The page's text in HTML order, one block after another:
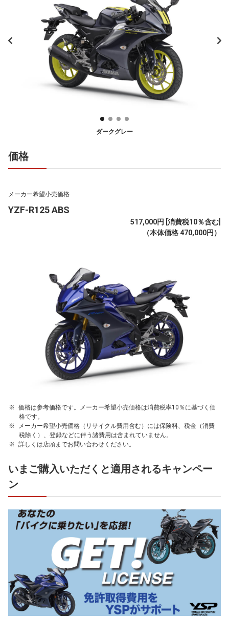
ダークグレー
価格
メーカー希望小売価格
YZF-R125 ABS
517,000円 [消費税10％含む]
（本体価格 470,000円）
価格は参考価格です。メーカー希望小売価格は消費税率10％に基づく価
格です。
メーカー希望小売価格（リサイクル費用含む）には保険料、税金（消費
税除く）、登録などに伴う諸費用は含まれていません。
詳しくは店頭までお問い合わせください。
いまご購入いただくと適用されるキャンペー
ン